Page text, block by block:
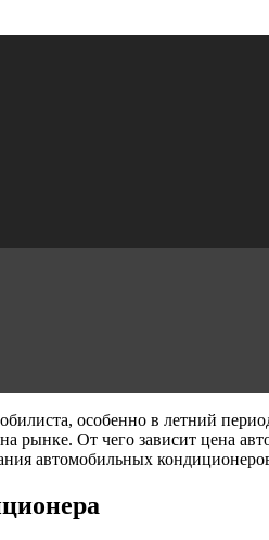
особенно в летний
рынке. От чего зависит цена
автомобильных